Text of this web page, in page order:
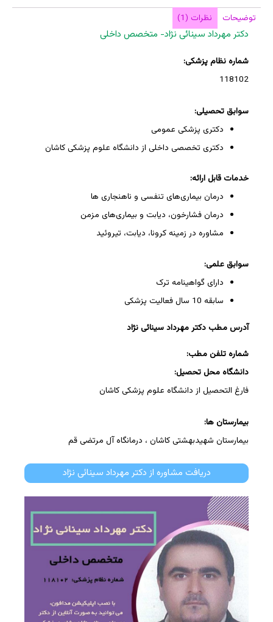
توضیحات نظرات (1)
دکتر مهرداد سینائی نژاد- متخصص داخلی
شماره نظام پزشکی:
118102
سوابق تحصیلی:
دکتری پزشکی عمومی
دکتری تخصصی داخلی از دانشگاه علوم پزشکی کاشان
خدمات قابل ارائه:
درمان بیماری‌های تنفسی و ناهنجاری ها
درمان فشارخون، دیابت و بیماری‌های مزمن
مشاوره در زمینه کرونا، دیابت، تیروئید
سوابق علمی:
دارای گواهینامه ترک
سابقه 10 سال فعالیت پزشکی
آدرس مطب دکتر مهرداد سینائی نژاد
شماره تلفن مطب:
دانشگاه محل تحصیل:
فارغ التحصیل از دانشگاه علوم پزشکی کاشان
بیمارستان ها:
بیمارستان شهیدبهشتی کاشان ، درمانگاه آل مرتضی قم
دریافت مشاوره از دکتر مهرداد سینائی نژاد